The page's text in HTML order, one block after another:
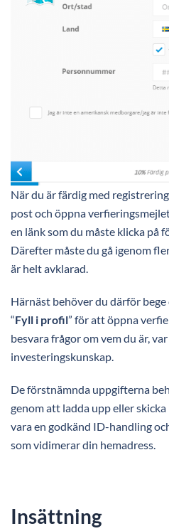
När du är färdig med
post och öppna
en länk som du måste klicka på
Därefter måste du gå igenom
är helt avklarad.
Härnäst behöver du därför
“Fyll i profil” för att öppna
besvara frågor om vem du är,
investeringskunskap.
De förstnämnda uppgifterna
genom att ladda upp eller
vara en godkänd ID-handling
som vidimerar din hemadress.
Insättning